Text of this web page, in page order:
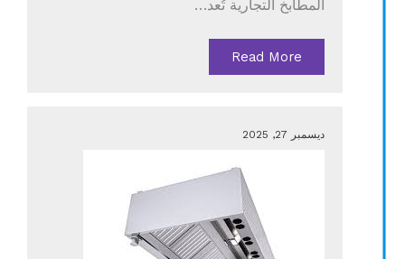
المطابخ التجارية تُعد…
Read More
ديسمبر 27, 2025